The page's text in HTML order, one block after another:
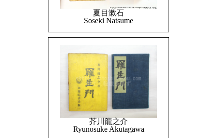
夏目漱石
Soseki Natsume
芥川龍之介
Ryunosuke Akutagawa